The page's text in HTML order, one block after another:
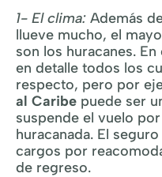
1- El clima: Además
llueve mucho, el
son los huracanes.
en detalle todos los
respecto, pero por
al Caribe puede ser
suspende el vuelo
huracanada. El
cargos por
de regreso.